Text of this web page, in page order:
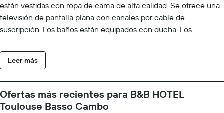
están vestidas con ropa de cama de alta calidad. Se ofrece una
televisión de pantalla plana con canales por cable de
suscripción. Los baños están equipados con ducha. Los
acceso a Internet wifi gratis. Se ofrece servicio de limpieza
todos los días.
Leer más
Ofertas más recientes para B&B HOTEL
Toulouse Basso Cambo